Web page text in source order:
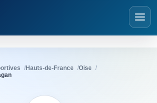
Hauts-de-France
Oise